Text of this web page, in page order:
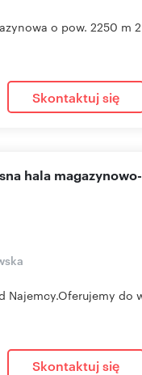
o pow. 2250 m
Skontaktuj się
hala
Najemcy.Oferujemy
Skontaktuj się